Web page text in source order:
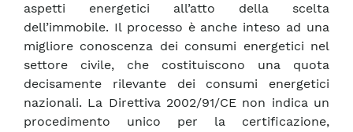
aspetti energetici all’atto della scelta
dell’immobile. Il processo è anche inteso ad una
migliore conoscenza dei consumi energetici nel
settore civile, che costituiscono una quota
decisamente rilevante dei consumi energetici
nazionali. La Direttiva 2002/91/CE non indica un
procedimento unico per la certificazione,